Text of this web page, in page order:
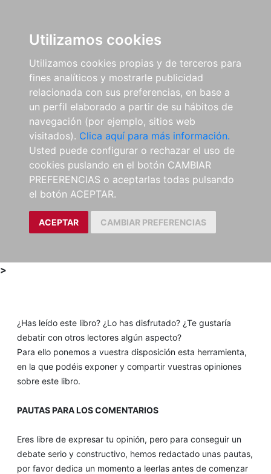
Utilizamos cookies
Utilizamos cookies propias y de terceros para
fines analíticos y mostrarle publicidad
relacionada con sus preferencias, en base a
un perfil elaborado a partir de su hábitos de
navegación (por ejemplo, sitios web
visitados). Clica aquí para más información.
Usted puede configurar o rechazar el uso de
cookies puslando en el botón CAMBIAR
PREFERENCIAS o aceptarlas todas pulsando
el botón ACEPTAR.
ACEPTAR CAMBIAR PREFERENCIAS
>
¿Has leído este libro? ¿Lo has disfrutado? ¿Te gustaría
debatir con otros lectores algún aspecto?
Para ello ponemos a vuestra disposición esta herramienta,
en la que podéis exponer y compartir vuestras opiniones
sobre este libro.
PAUTAS PARA LOS COMENTARIOS
Eres libre de expresar tu opinión, pero para conseguir un
debate serio y constructivo, hemos redactado unas pautas,
por favor dedica un momento a leerlas antes de comenzar